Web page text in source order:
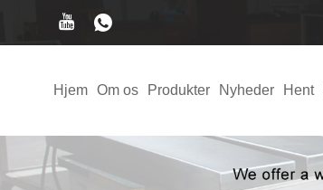
Hjem Om os Produkter Nyheder Hent